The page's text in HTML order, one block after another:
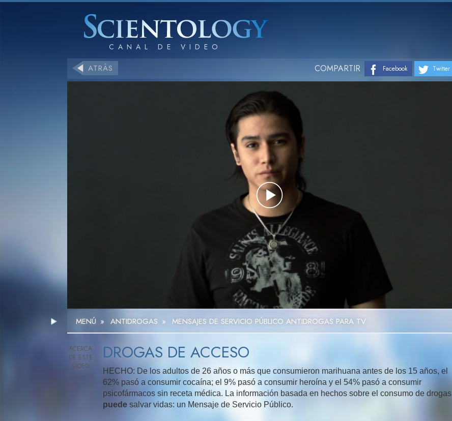
ATRÁS COMPARTIR Facebook Twitter
Play
Video
MENÚ » ANTIDROGAS » MENSAJES DE SERVICIO PÚBLICO ANTIDROGAS PARA TV
DROGAS DE ACCESO
HECHO: De los adultos de 26 años o más que consumieron marihuana antes de los 15 años, el
62% pasó a consumir cocaína; el 9% pasó a consumir heroína y el 54% pasó a consumir
psicofármacos sin receta médica. La información basada en hechos sobre el consumo de drogas
puede salvar vidas: un Mensaje de Servicio Público.